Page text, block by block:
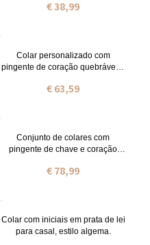
€ 38,99
Colar personalizado com
pingente de coração quebrável e
€ 63,59
Conjunto de colares com
pingente de chave e coração
€ 78,99
Colar com iniciais em prata de lei
para casal, estilo algema.